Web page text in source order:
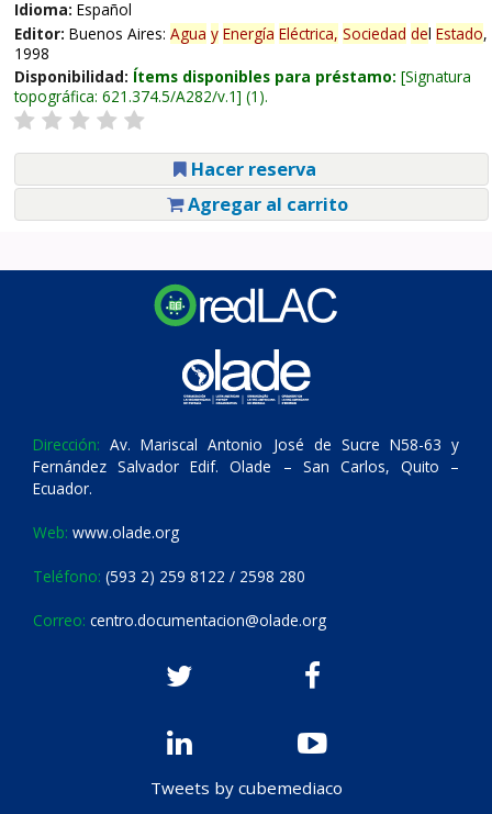
Idioma: Español
Editor: Buenos Aires: Agua y Energía Eléctrica, Sociedad del Estado,
1998
Disponibilidad: Ítems disponibles para préstamo: Signatura
topográfica: 621.374.5/A282/v.1 (1).
Hacer reserva
Agregar al carrito
Dirección: Av. Mariscal Antonio José de Sucre N58-63 y
Fernández Salvador Edif. Olade – San Carlos, Quito –
Ecuador.
Web: www.olade.org
Teléfono: (593 2) 259 8122 / 2598 280
Correo: centro.documentacion@olade.org
Tweets by cubemediaco